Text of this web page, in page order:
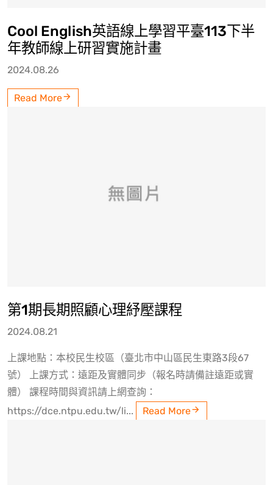
Cool English英語線上學習平臺113下半
年教師線上研習實施計畫
2024.08.26
Read More
第1期長期照顧心理紓壓課程
2024.08.21
上課地點：本校民生校區（臺北市中山區民生東路3段67
號） 上課方式：遠距及實體同步（報名時請備註遠距或實
體） 課程時間與資訊請上網查詢：
https://dce.ntpu.edu.tw/li...
Read More